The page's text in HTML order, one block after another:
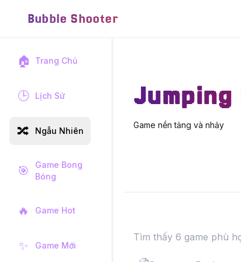
Bubble Shooter
🏠 Trang Chủ
🕒 Lịch Sử
🔀 Ngẫu Nhiên
🎯
Game Bong
Bóng
🔥 Game Hot
✨ Game Mới
Jumping
Game nền tảng và nhảy
Tìm thấy 6 game phù